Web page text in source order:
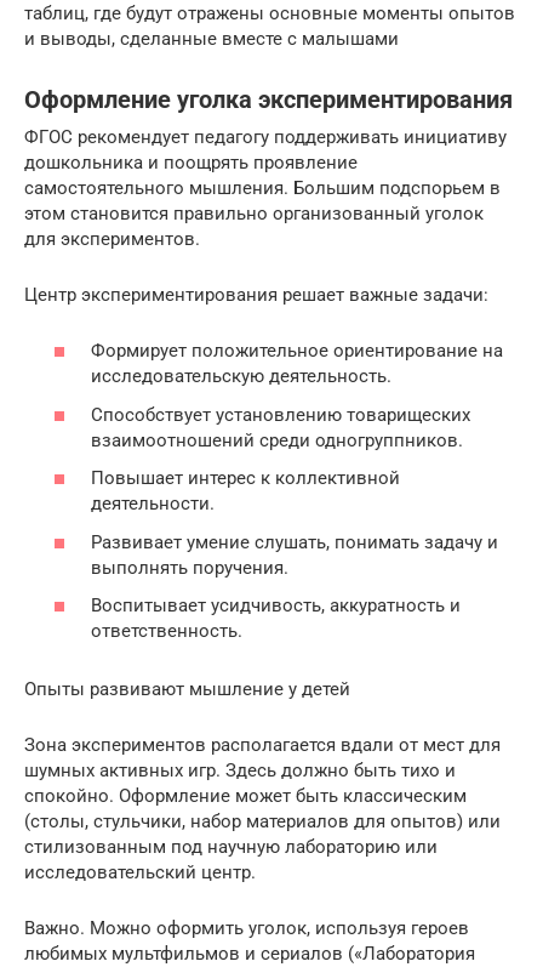
таблиц, где будут отражены основные моменты опытов
и выводы, сделанные вместе с малышами
Оформление уголка экспериментирования
ФГОС рекомендует педагогу поддерживать инициативу
дошкольника и поощрять проявление
самостоятельного мышления. Большим подспорьем в
этом становится правильно организованный уголок
для экспериментов.
Центр экспериментирования решает важные задачи:
Формирует положительное ориентирование на
исследовательскую деятельность.
Способствует установлению товарищеских
взаимоотношений среди одногруппников.
Повышает интерес к коллективной
деятельности.
Развивает умение слушать, понимать задачу и
выполнять поручения.
Воспитывает усидчивость, аккуратность и
ответственность.
Опыты развивают мышление у детей
Зона экспериментов располагается вдали от мест для
шумных активных игр. Здесь должно быть тихо и
спокойно. Оформление может быть классическим
(столы, стульчики, набор материалов для опытов) или
стилизованным под научную лабораторию или
исследовательский центр.
Важно. Можно оформить уголок, используя героев
любимых мультфильмов и сериалов («Лаборатория